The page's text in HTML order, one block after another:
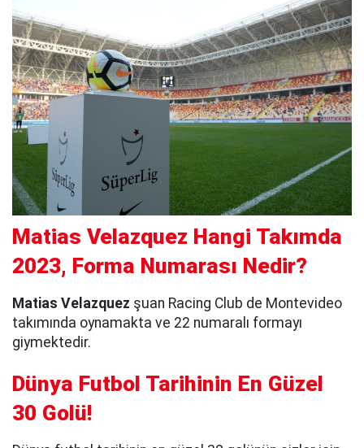
Matias Velazquez Hangi Takımda
2023, Forma Numarası Nedir?
Matias Velazquez şuan Racing Club de Montevideo
takımında oynamakta ve 22 numaralı formayı
giymektedir.
Dünya Futbol Tarihinin En Güzel
30 Golü!